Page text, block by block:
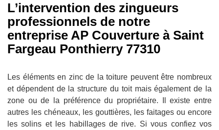
L’intervention des zingueurs
professionnels de notre
entreprise AP Couverture à Saint
Fargeau Ponthierry 77310
Les éléments en zinc de la toiture peuvent être nombreux
et dépendent de la structure du toit mais également de la
zone ou de la préférence du propriétaire. Il existe entre
autres les chéneaux, les gouttières, les faitages ou encore
les solins et les habillages de rive. Si vous confiez vos